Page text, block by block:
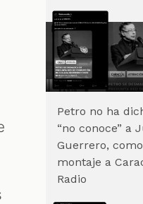
Petro no ha
“no conoce” a
Guerrero,
montaje a
Radio